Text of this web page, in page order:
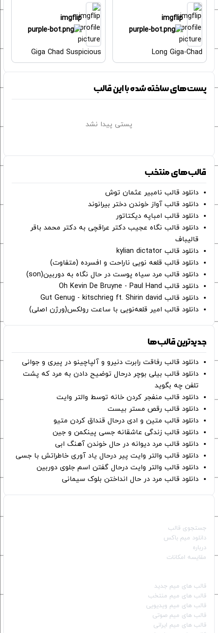
imgflip
Long Giga-Chad
imgflip
Giga Chad Suspicious
پست‌های ساخته شده با این قالب
پستی پیدا نشد
قالب‌های منتخب
دانلود قالب نامبیر عثمان ‌توش
دانلود قالب آواز خوندن دختر بیرانوند
دانلود قالب امباپه دیکتاتور
دانلود قالب نگاه عجیب دکتر عراقچی به دکتر محمد باقر
قالیباف
دانلود قالب kylian dictator
دانلود قالب قلعه نویی ناراحت و افسرده (متفاوت)
دانلود قالب مرد سیاه پوست در حال نگاه به دوربین(son)
دانلود قالب Oh Kevin De Bruyne - Paul Hand
دانلود قالب Gut Genug - kitschrieg ft. Shirin david
دانلود قالب امیر قلعه‌نویی با ساعت رولکس(ورژن اصلی)
جدیدترین قالب‌ها
دانلود قالب رفاقت رابرت دنیرو و آلپاچینو در پیری و جوانی
دانلود قالب بیلی بوچر درحال توضیح دادن به مرد که پشت
تلفن چه بگوید
دانلود قالب منفجر کردن خانه توسط والتر وایت
دانلود قالب رقص مستر بیست
دانلود قالب متین و ادی درحال قنداق کردن متیو
دانلود قالب زندگی عاشقانه جسی پینکمن و جین
دانلود قالب مرد دیوانه در حال خوندن آهنگ ابی
دانلود قالب والتر وایت پیر درحال یاد آوری خاطراتش با جسی
دانلود قالب والتر وایت درحال گفتن اسم جلوی دوربین
دانلود قالب مرد در حال انداختن بلوک سیمانی
جستجوی قالب
دانلود میم باکس
درباره
مقایسه امکانات
قالب‌ های میم جدید
قالب‌ های میم منتخب
قالب‌ های میم ویدیویی
قالب‌ های میم صوتی
قالب‌ های میم ایرانی